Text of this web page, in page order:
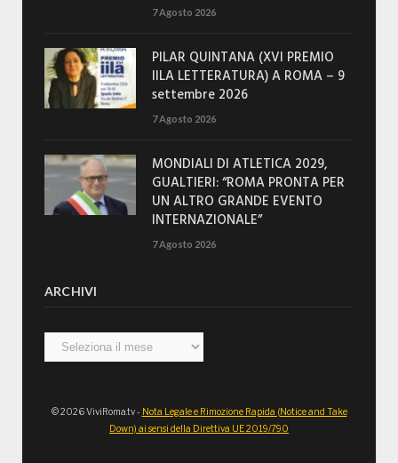
7 Agosto 2026
PILAR QUINTANA (XVI PREMIO
IILA LETTERATURA) A ROMA – 9
settembre 2026
7 Agosto 2026
MONDIALI DI ATLETICA 2029,
GUALTIERI: “ROMA PRONTA PER
UN ALTRO GRANDE EVENTO
INTERNAZIONALE”
7 Agosto 2026
ARCHIVI
Archivi
© 2026 ViviRoma.tv - Nota Legale e Rimozione Rapida (Notice and Take
Down) ai sensi della Direttiva UE 2019/790